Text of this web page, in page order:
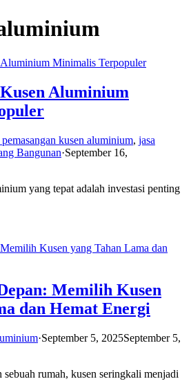
Aluminium
pemasangan kusen aluminium, jasa
Bangunan·September 16,
yang tepat adalah investasi penting
Memilih Kusen
dan Hemat Energi
·September 5, 2025September 5,
sebuah rumah, kusen seringkali menjadi